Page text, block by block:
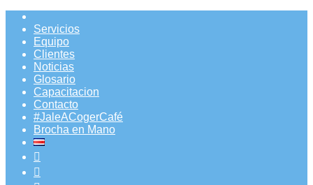
Servicios
Equipo
Clientes
Noticias
Glosario
Capacitacion
Contacto
#JaleACogerCafé
Brocha en Mano